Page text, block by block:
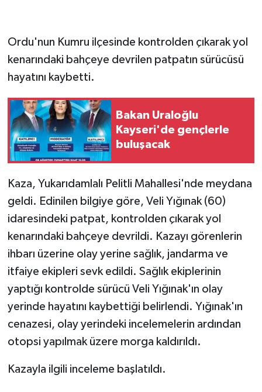
Ordu'nun Kumru ilçesinde kontrolden çıkarak yol
kenarındaki bahçeye devrilen patpatın sürücüsü
hayatını kaybetti.
Bakan Uraloğlu
Kayseri'de gençlerle
buluşacak
Kaza, Yukarıdamlalı Pelitli Mahallesi'nde meydana
geldi. Edinilen bilgiye göre, Veli Yığınak (60)
idaresindeki patpat, kontrolden çıkarak yol
kenarındaki bahçeye devrildi. Kazayı görenlerin
ihbarı üzerine olay yerine sağlık, jandarma ve
itfaiye ekipleri sevk edildi. Sağlık ekiplerinin
yaptığı kontrolde sürücü Veli Yığınak'ın olay
yerinde hayatını kaybettiği belirlendi. Yığınak'ın
cenazesi, olay yerindeki incelemelerin ardından
otopsi yapılmak üzere morga kaldırıldı.
Kazayla ilgili inceleme başlatıldı.
Flaş Haber
Gayrimenkul
GENEL
GÜNDEM
Güvenlik
HABERDE İNSAN
İNSAN
Jandarma
Kadın
MAGAZİN